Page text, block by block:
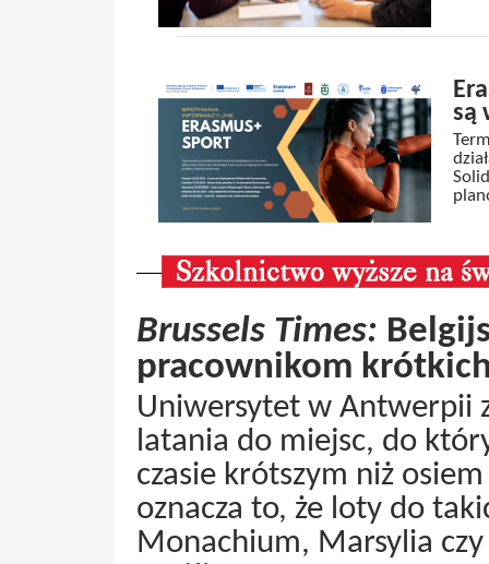
są
Brussels Times:
pracownikom
Uniwersytet w Antwerpii
latania do miejsc, do
czasie krótszym niż
oznacza to, że loty do
Monachium, Marsylia